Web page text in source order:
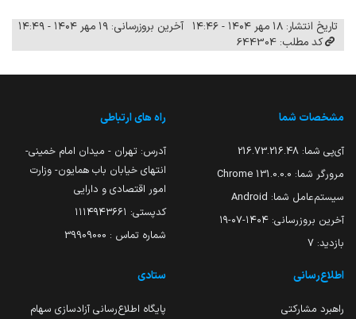
تاریخ انتشار: ۱۸ مهر ۱۴۰۴ - ۱۴:۴۶
آخرین بروزرسانی: ۱۹ مهر ۱۴۰۴ - ۱۴:۴۹
کد مطلب: 644304
مشخصات شما
آی‌پی شما: 216.73.216.48
مرورگر شما: 131.0.0.0 Chrome
سیستم‌عامل شما: Android
آخرین بروزرسانی: ۱۴۰۴-۰۷-۱۹
بازدید: 7
راه های ارتباطی
آدرس: تهران - میدان امام خمینی-
انتهای خیابان باب همایون- وزارت
امور اقتصادی و دارایی
کدپستی: ۱۱۱۴۹۴۳۶۶۱
شماره تماس : 39909000
اطلاع‌رسانی
راهبرد مشارکتی
ستادی
پایگاه اطلاع‌رسانی آزادسازی سهام